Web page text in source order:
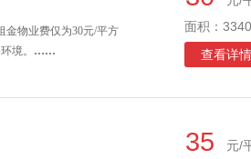
金物业费仅为30元/平方
境。 ……
面积：
查看详情
35
元/